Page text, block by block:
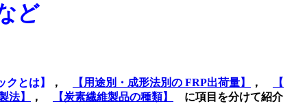
ど
クとは】 ， 【用途別・成形法別の FRP出荷量】 ，
【
法】 ， 【炭素繊維製品の種類】
に項目を分けて紹介